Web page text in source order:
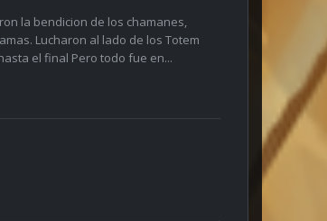
la bendicion de los chamanes,
Lucharon al lado de los Totem
el final Pero todo fue en...